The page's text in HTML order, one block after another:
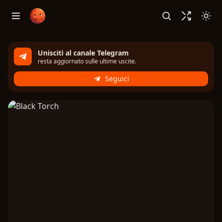
Unisciti al canale Telegram
resta aggiornato sulle ultime uscite.
Seguici